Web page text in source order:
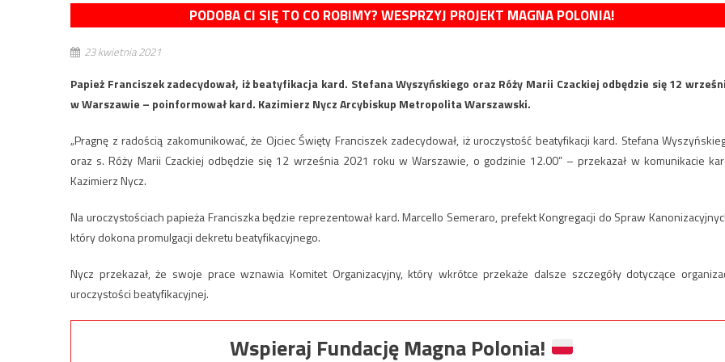
PODOBA CI SIĘ TO CO ROBIMY? WESPRZYJ PROJEKT MAGNA POLONIA!
23 kwietnia 2021
Papież Franciszek zadecydował, iż beatyfikacja kard. Stefana Wyszyńskiego oraz Róży Marii Czackiej odbędzie się 12
w Warszawie – poinformował kard. Kazimierz Nycz Arcybiskup Metropolita Warszawski.
„Pragnę z radością zakomunikować, że Ojciec Święty Franciszek zadecydował, iż uroczystość beatyfikacji kard. Stefana
oraz s. Róży Marii Czackiej odbędzie się 12 września 2021 roku w Warszawie, o godzinie 12.00” – przekazał w komunikacie
Kazimierz Nycz.
Na uroczystościach papieża Franciszka będzie reprezentował kard. Marcello Semeraro, prefekt Kongregacji do Spraw
który dokona promulgacji dekretu beatyfikacyjnego.
Nycz przekazał, że swoje prace wznawia Komitet Organizacyjny, który wkrótce przekaże dalsze szczegóły dotyczące
uroczystości beatyfikacyjnej.
Wspieraj Fundację Magna Polonia!